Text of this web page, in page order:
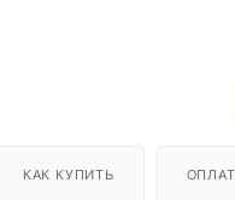
КАК КУПИТЬ